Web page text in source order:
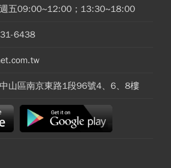
五09:00~12:00；13:30~18:00
6438
山區南京東路1段96號4、6、8樓